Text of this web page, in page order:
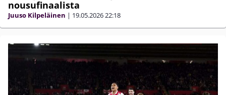
nousufinaalista
Juuso Kilpeläinen | 19.05.202622:18